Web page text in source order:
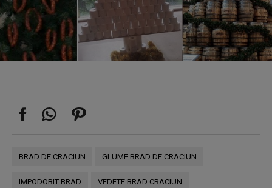
BRAD DE CRACIUN GLUME BRAD DE CRACIUN
IMPODOBIT BRAD VEDETE BRAD CRACIUN